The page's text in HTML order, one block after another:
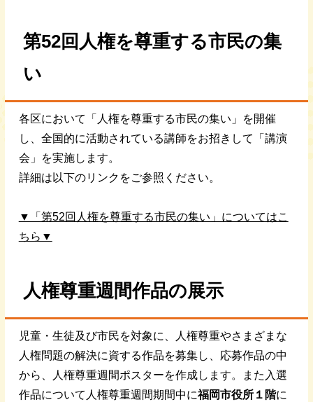
第52回人権を尊重する市民の集
い
各区において「人権を尊重する市民の集い」を開催
し、全国的に活動されている講師をお招きして「講演
会」を実施します。
詳細は以下のリンクをご参照ください。
▼「第52回人権を尊重する市民の集い」についてはこ
ちら▼
人権尊重週間作品の展示
児童・生徒及び市民を対象に、人権尊重やさまざまな
人権問題の解決に資する作品を募集し、応募作品の中
から、人権尊重週間ポスターを作成します。また入選
作品について人権尊重週間期間中に福岡市役所１階に